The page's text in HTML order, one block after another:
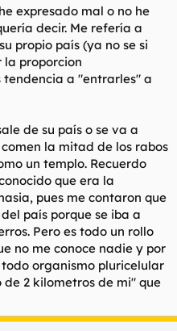
por, literalmente, su puta
pagar para ser unos
como yo, las invito a
mi polla y que se paguen
works like a charm. Se
y se les hacen los ojos
no pueden pagar las copas
expresado mal o no he
decir. Me refería a
propio país (ya no se si
la proporcion
a "entrarles" a
de su país o se va a
la mitad de los rabos
un templo. Recuerdo
que era la
pues me contaron que
país porque se iba a
Pero es todo un rollo
no me conoce nadie y por
organismo pluricelular
2 kilometros de mi" que